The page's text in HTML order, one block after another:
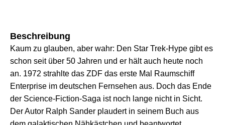
Beschreibung
Kaum zu glauben, aber wahr: Den Star Trek-Hype gibt es
schon seit über 50 Jahren und er hält auch heute noch
an. 1972 strahlte das ZDF das erste Mal Raumschiff
Enterprise im deutschen Fernsehen aus. Doch das Ende
der Science-Fiction-Saga ist noch lange nicht in Sicht.
Der Autor Ralph Sander plaudert in seinem Buch aus